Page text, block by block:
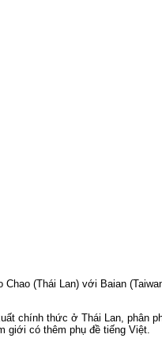
(Thái Lan) với Baian
chính thức ở Thái Lan, phân
giới có thêm phụ đề tiếng Việt.